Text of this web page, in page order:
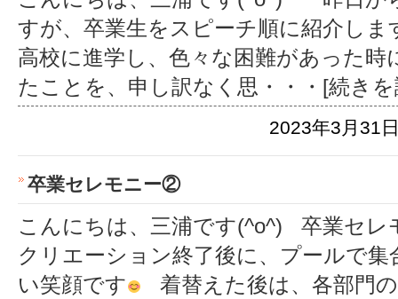
すが、卒業生をスピーチ順に紹介しま
高校に進学し、色々な困難があった
たことを、申し訳なく思 ・・・[続き
2023年3月31
卒業セレモニー②
こんにちは、三浦です(^o^) 卒業セレ
クリエーション終了後に、プールで
い笑顔です
着替えた後は、各部門